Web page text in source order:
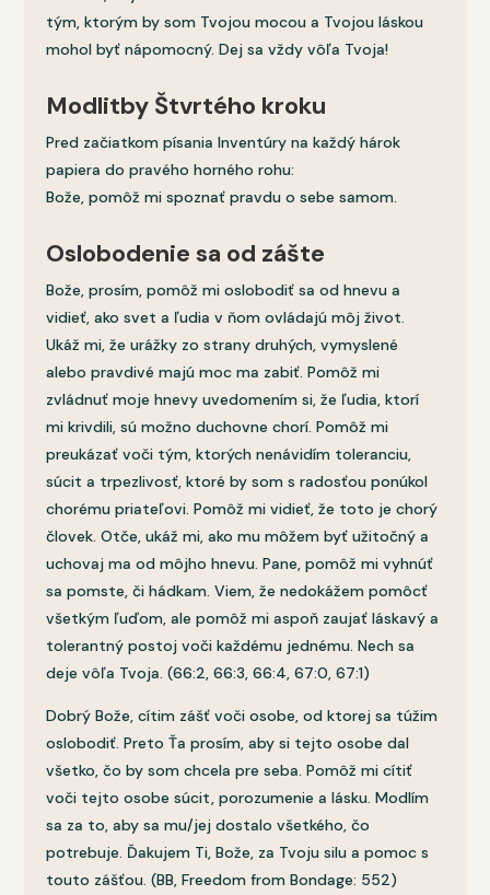
tým, ktorým by som Tvojou mocou a Tvojou láskou
mohol byť nápomocný. Dej sa vždy vôľa Tvoja!
Modlitby Štvrtého kroku
Pred začiatkom písania Inventúry na každý hárok
papiera do pravého horného rohu:
Bože, pomôž mi spoznať pravdu o sebe samom.
Oslobodenie sa od zášte
Bože, prosím, pomôž mi oslobodiť sa od hnevu a
vidieť, ako svet a ľudia v ňom ovládajú môj život.
Ukáž mi, že urážky zo strany druhých, vymyslené
alebo pravdivé majú moc ma zabiť. Pomôž mi
zvládnuť moje hnevy uvedomením si, že ľudia, ktorí
mi krivdili, sú možno duchovne chorí. Pomôž mi
preukázať voči tým, ktorých nenávidím toleranciu,
súcit a trpezlivosť, ktoré by som s radosťou ponúkol
chorému priateľovi. Pomôž mi vidieť, že toto je chorý
človek. Otče, ukáž mi, ako mu môžem byť užitočný a
uchovaj ma od môjho hnevu. Pane, pomôž mi vyhnúť
sa pomste, či hádkam. Viem, že nedokážem pomôcť
všetkým ľuďom, ale pomôž mi aspoň zaujať láskavý a
tolerantný postoj voči každému jednému. Nech sa
deje vôľa Tvoja. (66:2, 66:3, 66:4, 67:0, 67:1)
Dobrý Bože, cítim zášť voči osobe, od ktorej sa túžim
oslobodiť. Preto Ťa prosím, aby si tejto osobe dal
všetko, čo by som chcela pre seba. Pomôž mi cítiť
voči tejto osobe súcit, porozumenie a lásku. Modlím
sa za to, aby sa mu/jej dostalo všetkého, čo
potrebuje. Ďakujem Ti, Bože, za Tvoju silu a pomoc s
touto zášťou. (BB, Freedom from Bondage: 552)